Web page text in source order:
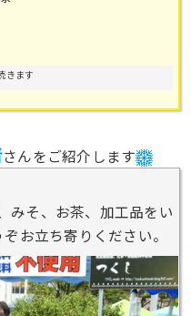
きます
さんをご紹介します
みそ、お茶、加工品をい
お立ち寄りください。